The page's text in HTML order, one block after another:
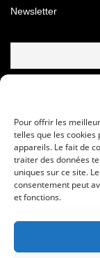
Pour offrir les
telles que les
appareils. Le fait de
traiter des données
uniques sur ce site.
consentement peut
et fonctions.
Newsletter